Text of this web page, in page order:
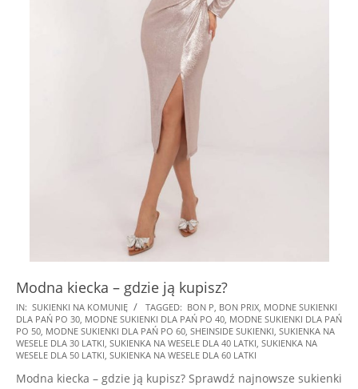
Modna kiecka – gdzie ją kupisz?
2025-
08-
13
IN: SUKIENKI NA KOMUNIĘ TAGGED: BON P, BON PRIX, MODNE SUKIENKI
DLA PAŃ PO 30, MODNE SUKIENKI DLA PAŃ PO 40, MODNE SUKIENKI DLA PAŃ
PO 50, MODNE SUKIENKI DLA PAŃ PO 60, SHEINSIDE SUKIENKI, SUKIENKA NA
WESELE DLA 30 LATKI, SUKIENKA NA WESELE DLA 40 LATKI, SUKIENKA NA
WESELE DLA 50 LATKI, SUKIENKA NA WESELE DLA 60 LATKI
Modna kiecka – gdzie ją kupisz? Sprawdź najnowsze sukienki